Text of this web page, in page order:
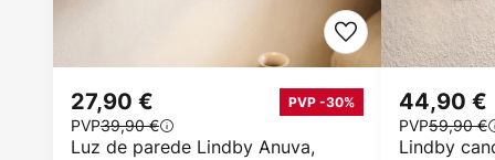
Luz de parede Lindby Anuva,
27,90 € PVP -30%
PVP39,90 €
Lindby
44,90 €
PVP59,90 €